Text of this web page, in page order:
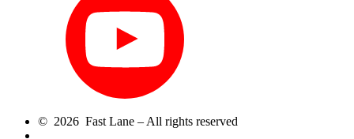
© 2026 Fast Lane – All rights reserved